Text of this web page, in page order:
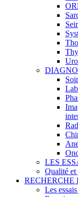
LES
Qualité et
RECHERCHE
Les